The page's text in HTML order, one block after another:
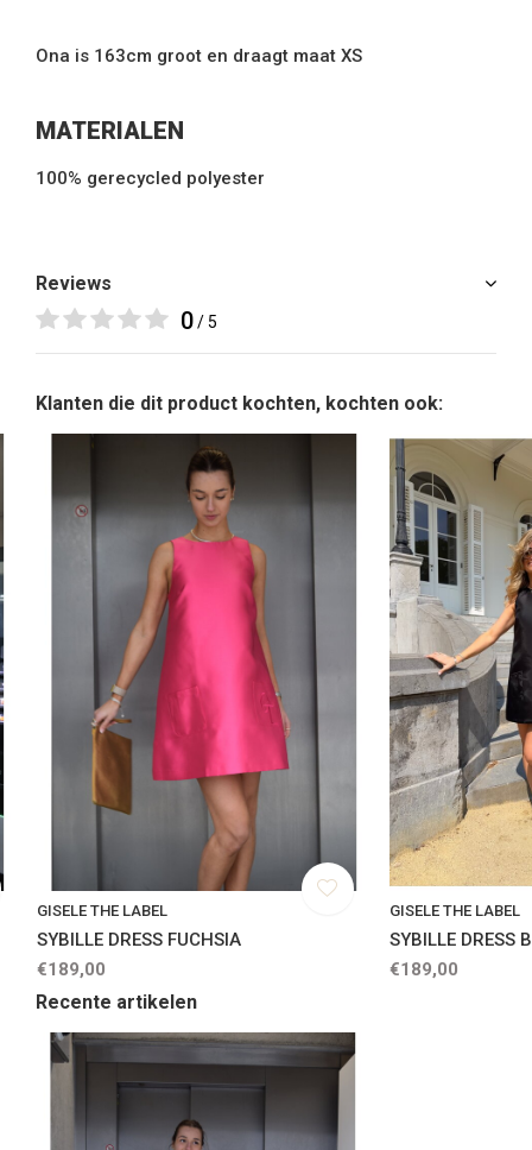
Ona is 163cm groot en draagt maat XS
MATERIALEN
100% gerecycled polyester
Reviews
0/ 5
Klanten die dit product kochten, kochten ook:
GISELE THE LABEL
SYBILLE DRESS FUCHSIA
€189,00
GISELE THE LABEL
SYBILLE DRESS
€189,00
Recente artikelen